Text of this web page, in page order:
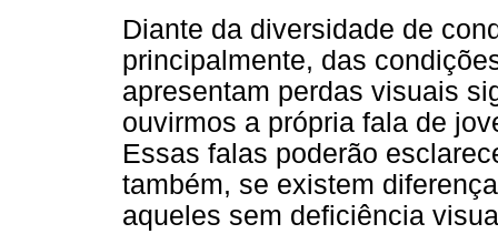
Diante da diversidade de
principalmente, das
apresentam perdas visuais
ouvirmos a própria fala de
Essas falas poderão
também, se existem
aqueles sem deficiência